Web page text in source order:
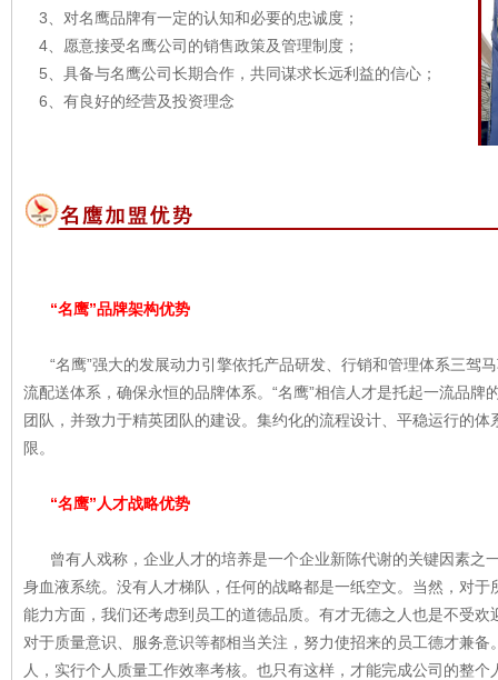
3、对名鹰品牌有一定的认知和必要的忠诚度；
4、愿意接受名鹰公司的销售政策及管理制度；
5、具备与名鹰公司长期合作，共同谋求长远利益的信心；
6、有良好的经营及投资理念
“名鹰”品牌架构优势
“名鹰”强大的发展动力引擎依托产品研发、行销和管理体系三驾
流配送体系，确保永恒的品牌体系。“名鹰”相信人才是托起一流品
团队，并致力于精英团队的建设。集约化的流程设计、平稳运行的体
限。
“名鹰”人才战略优势
曾有人戏称，企业人才的培养是一个企业新陈代谢的关键因素之
身血液系统。没有人才梯队，任何的战略都是一纸空文。当然，对
能力方面，我们还考虑到员工的道德品质。有才无德之人也是不受
对于质量意识、服务意识等都相当关注，努力使招来的员工德才兼
人，实行个人质量工作效率考核。也只有这样，才能完成公司的整